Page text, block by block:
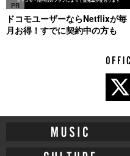
PR
ドコモユーザーならNetflixが毎
月お得！すでに契約中の方も